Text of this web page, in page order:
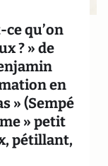
ce qu’on
? » de
en
» (Sempé
» petit
pétillant,